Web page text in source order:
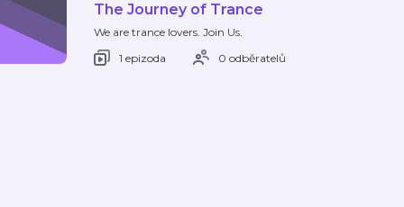
The Journey of Trance
We are trance lovers. Join Us.
1 epizoda
0 odběratelů